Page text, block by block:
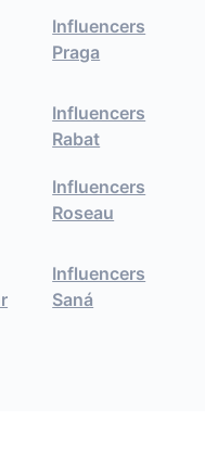
Influencers
Praga
Influencers
Rabat
Influencers
Roseau
Influencers
Saná